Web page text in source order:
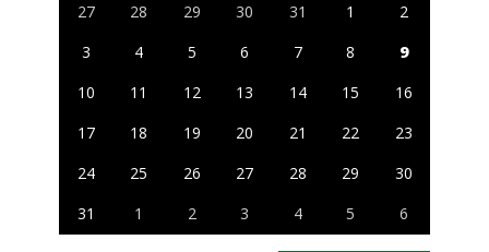
27
28 29 30 31 1
2
3
4 5 6 7 8
9
10
11 12 13 14 15
16
17
18 19 20 21 22
23
24
25 26 27 28 29
30
31
1 2 3 4 5 6